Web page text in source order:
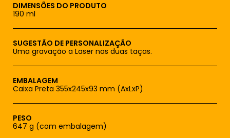
DIMENSÕES DO PRODUTO
190 ml
SUGESTÃO DE PERSONALIZAÇÃO
Uma gravação a Laser nas duas taças.
EMBALAGEM
Caixa Preta 355x245x93 mm (AxLxP)
PESO
647 g (com embalagem)